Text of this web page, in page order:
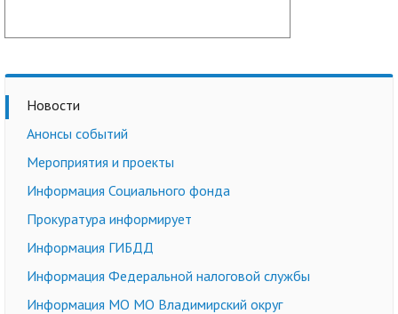
Новости
Анонсы событий
Мероприятия и проекты
Информация Социального фонда
Прокуратура информирует
Информация ГИБДД
Информация Федеральной налоговой службы
Информация МО МО Владимирский округ